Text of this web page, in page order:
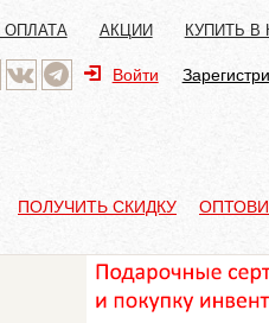
ОПЛАТА АКЦИИ КУПИТЬ В
Войти
ПОЛУЧИТЬ СКИДКУ